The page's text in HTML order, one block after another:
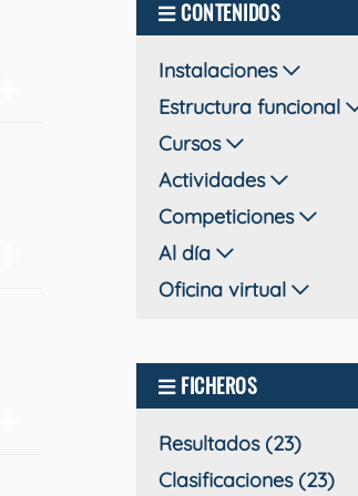
CONTENIDOS
Instalaciones
Estructura funcional
Cursos
Actividades
Competiciones
Al día
Oficina virtual
FICHEROS
Resultados (23)
Clasificaciones (23)